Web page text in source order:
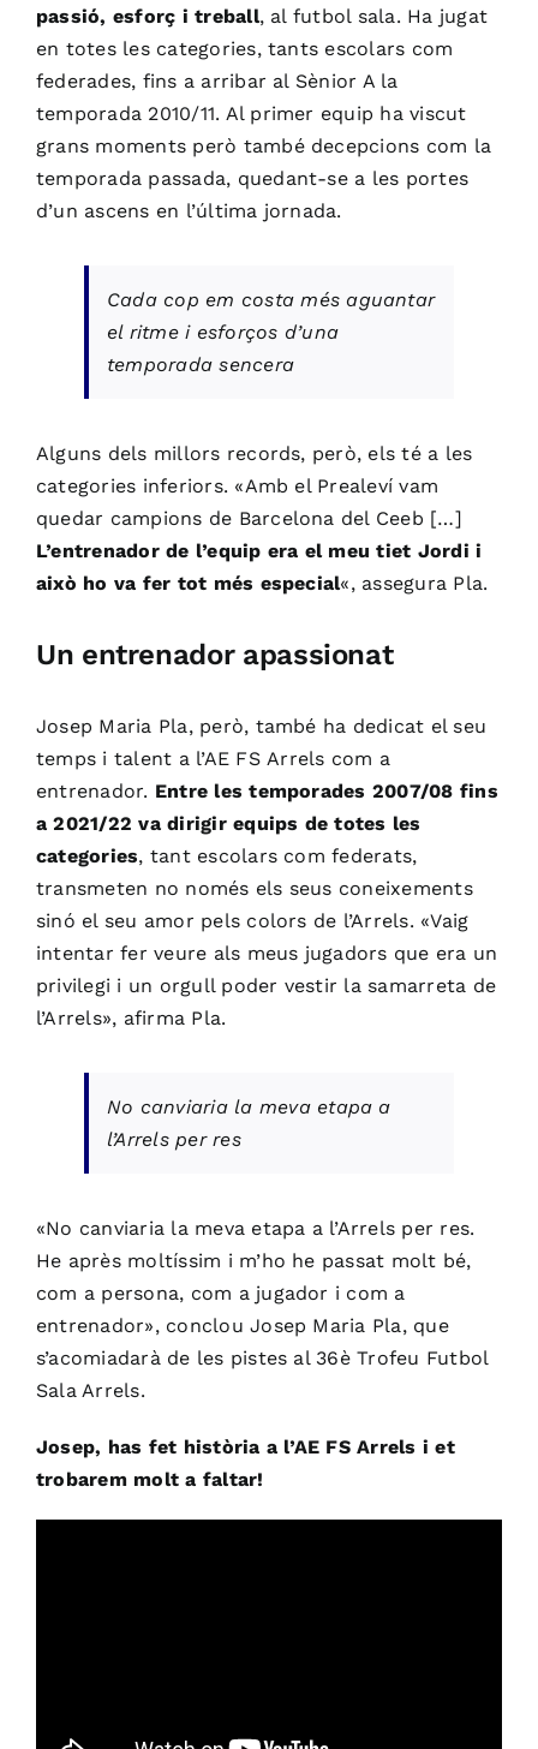
passió, esforç i treball, al futbol sala. Ha jugat
en totes les categories, tants escolars com
federades, fins a arribar al Sènior A la
temporada 2010/11. Al primer equip ha viscut
grans moments però també decepcions com la
temporada passada, quedant-se a les portes
d’un ascens en l’última jornada.
Cada cop em costa més aguantar
el ritme i esforços d’una
temporada sencera
Alguns dels millors records, però, els té a les
categories inferiors. «Amb el Prealeví vam
quedar campions de Barcelona del Ceeb […]
L’entrenador de l’equip era el meu tiet Jordi i
això ho va fer tot més especial«, assegura Pla.
Un entrenador apassionat
Josep Maria Pla, però, també ha dedicat el seu
temps i talent a l’AE FSArrels com a
entrenador. Entre les temporades 2007/08 fins
a 2021/22 va dirigir equips de totes les
categories, tant escolars com federats,
transmeten no només els seus coneixements
sinó el seu amor pels colors de l’Arrels. «Vaig
intentar fer veure als meus jugadors que era un
privilegi i un orgull poder vestir la samarreta de
l’Arrels», afirma Pla.
No canviaria la meva etapa a
l’Arrels per res
«No canviaria la meva etapa a l’Arrels per res.
He après moltíssim i m’ho he passat molt bé,
com a persona, com a jugador i com a
entrenador», conclou Josep Maria Pla, que
s’acomiadarà de les pistes al 36è Trofeu Futbol
Sala Arrels.
Josep, has fet història a l’AE FSArrels i et
trobarem molt a faltar!